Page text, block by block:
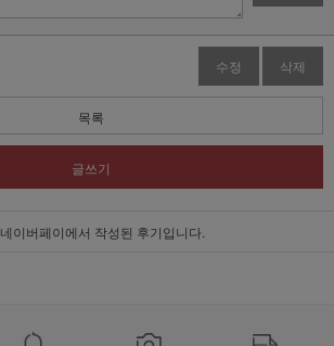
수정 삭제
목록
글쓰기
네이버페이에서 작성된 후기입니다.